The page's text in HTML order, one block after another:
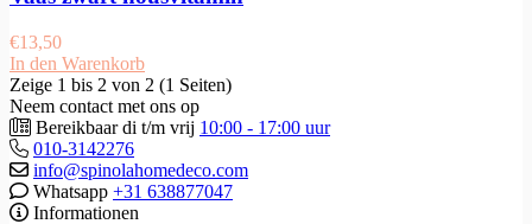
€13,50
In den Warenkorb
Zeige 1 bis 2 von 2 (1 Seiten)
Neem contact met ons op
Bereikbaar di t/m vrij 10:00 - 17:00 uur
010-3142276
info@spinolahomedeco.com
Whatsapp +31 638877047
Informationen